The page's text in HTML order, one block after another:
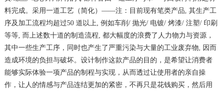
料完成。采用一道工艺（简化）——注：目前现有笔类产品, 其生产工
序及加工流程均超过50 道以上, 例如车削/ 抛光/ 电镀/ 烤漆/ 注塑/ 印刷
等等, 而上述数十道的制造流程, 都大幅度的浪费了人力物力与资源，
其中一些生产工序，同时也产生了严重污染与大量的工业废弃物, 因而
造成环境的负担与破坏。设计制作这款产品的目的，是希望让消费者
能够实际体验一项产品的制程与实现，从而透过让使用者的亲自操
作，让人的情感与产品连结更加的紧密，不再只是花钱购买，然后用